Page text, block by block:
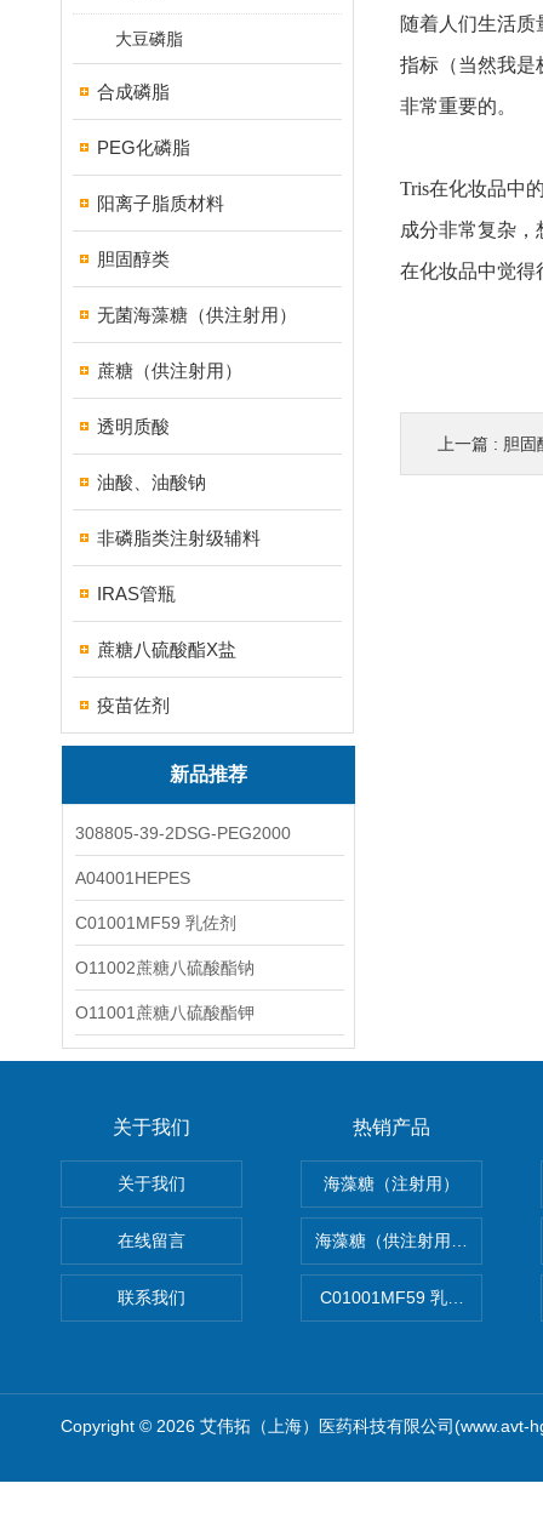
大豆磷脂
合成磷脂
PEG化磷脂
阳离子脂质材料
胆固醇类
无菌海藻糖（供注射用）
蔗糖（供注射用）
透明质酸
油酸、油酸钠
非磷脂类注射级辅料
IRAS管瓶
蔗糖八硫酸酯X盐
疫苗佐剂
新品推荐
308805-39-2DSG-PEG2000
A04001HEPES
C01001MF59 乳佐剂
O11002蔗糖八硫酸酯钠
O11001蔗糖八硫酸酯钾
随着人们生活
指标（当然我是
非常重要的。
Tris在化妆品中
成分非常复杂
在化妆品中觉得
上一篇 : 胆固
关于我们
关于我们
在线留言
联系我们
热销产品
海藻糖（注射用）
海藻糖（供注射用）（无菌）
C01001MF59 乳佐剂
Copyright © 2026 艾伟拓（上海）医药科技有限公司(www.avt-